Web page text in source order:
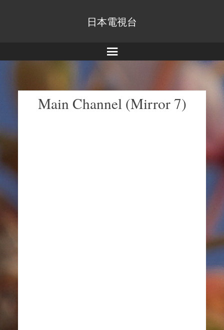
日本電視台
Menu
Main Channel (Mirror 7)